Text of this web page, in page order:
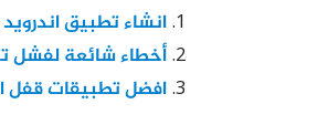
انشاء تطبيق
أخطاء شائعة لفشل
افضل تطبيقات قفل